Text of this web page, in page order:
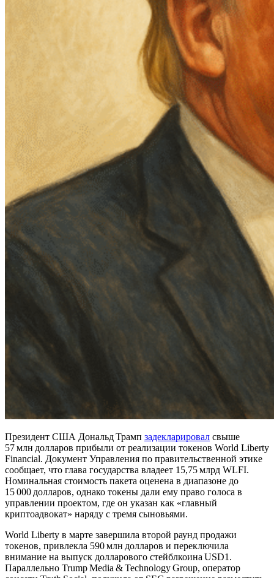
Президент США Дональд Трамп задекларировал свыше
57 млн долларов прибыли от реализации токенов World Liberty
Financial. Документ Управления по правительственной этике
сообщает, что глава государства владеет 15,75 млрд WLFI.
Номинальная стоимость пакета оценена в диапазоне до
15 000 долларов, однако токены дали ему право голоса в
управлении проектом, где он указан как «главный
криптоадвокат» наряду с тремя сыновьями.
World Liberty в марте завершила второй раунд продажи
токенов, привлекла 590 млн долларов и переключила
внимание на выпуск долларового стейблкоина USD1.
Параллельно Trump Media & Technology Group, оператор